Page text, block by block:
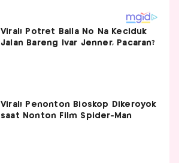
Viral! Potret Baila No Na Keciduk
Jalan Bareng Ivar Jenner, Pacaran?
Viral! Penonton Bioskop Dikeroyok
saat Nonton Film Spider-Man